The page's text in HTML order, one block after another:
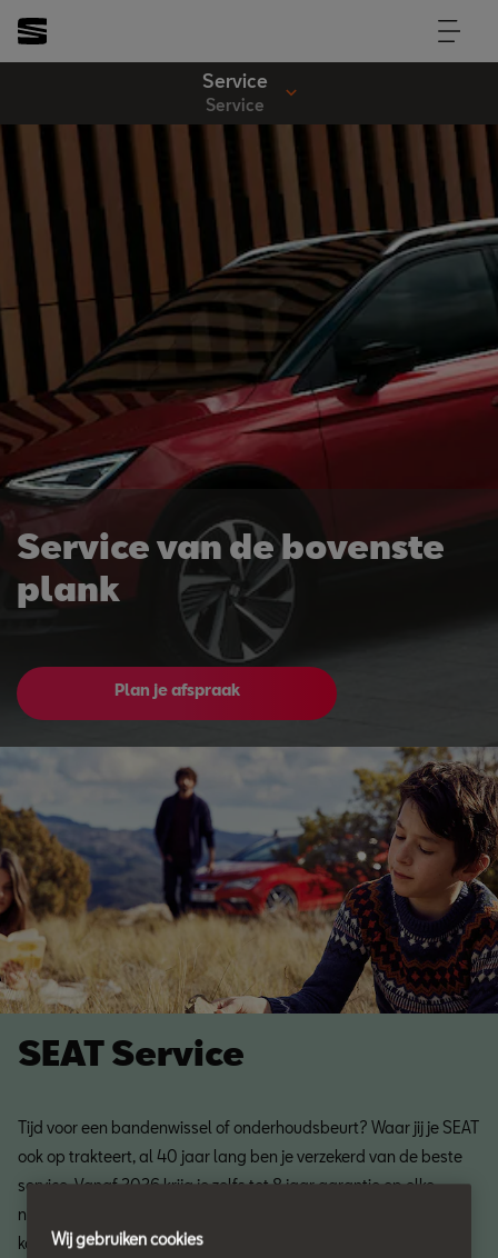
Service
Service
Service van de bovenste
plank
Plan je afspraak
SEAT Service
Tijd voor een bandenwissel of onderhoudsbeurt? Waar jij je SEAT
ook op trakteert, al 40 jaar lang ben je verzekerd van de beste
service. Vanaf 2026 krijg je zelfs tot 8 jaar garantie op elke
nieuwe SEAT. En is jouw auto 5+ jaar oud? Dan krijg je 15%
korting op onderhoud en reparatie cadeau!
Wij gebruiken cookies